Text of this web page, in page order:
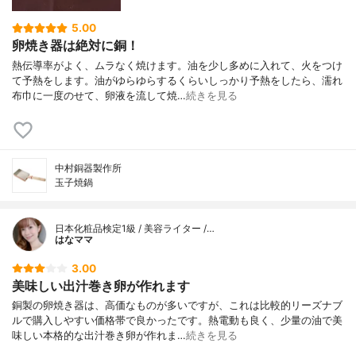
5.00
卵焼き器は絶対に銅！
熱伝導率がよく、ムラなく焼けます。油を少し多めに入れて、火をつけ
て予熱をします。油がゆらゆらするくらいしっかり予熱をしたら、濡れ
布巾に一度のせて、卵液を流して焼…続きを見る
中村銅器製作所
玉子焼鍋
日本化粧品検定1級 / 美容ライター /…
はなママ
3.00
美味しい出汁巻き卵が作れます
銅製の卵焼き器は、高価なものが多いですが、これは比較的リーズナブ
ルで購入しやすい価格帯で良かったです。熱電動も良く、少量の油で美
味しい本格的な出汁巻き卵が作れま…続きを見る